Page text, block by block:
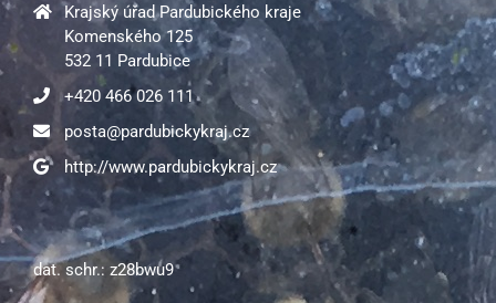
Krajský úřad Pardubického kraje
Komenského 125
532 11 Pardubice
+420 466 026 111
posta@pardubickykraj.cz
http://www.pardubickykraj.cz
dat. schr.: z28bwu9